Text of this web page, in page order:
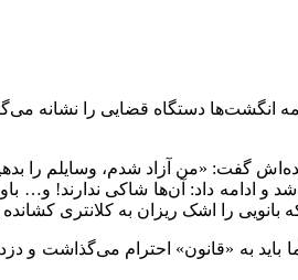
دستگاه قضایی را نشانه
گفت: «من آزاد شدم، وسایلم را
ادامه داد: آن‌ها شاکی ندارند! و…
را اشک ریزان به کلانتری کشانده
باید به «قانون» احترام می‌گذاشت و